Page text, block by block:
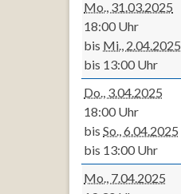
Mo., 31.03.2025
18:00 Uhr
bis Mi., 2.04.2025
bis 13:00 Uhr
Do., 3.04.2025
18:00 Uhr
bis So., 6.04.2025
bis 13:00 Uhr
Mo., 7.04.2025